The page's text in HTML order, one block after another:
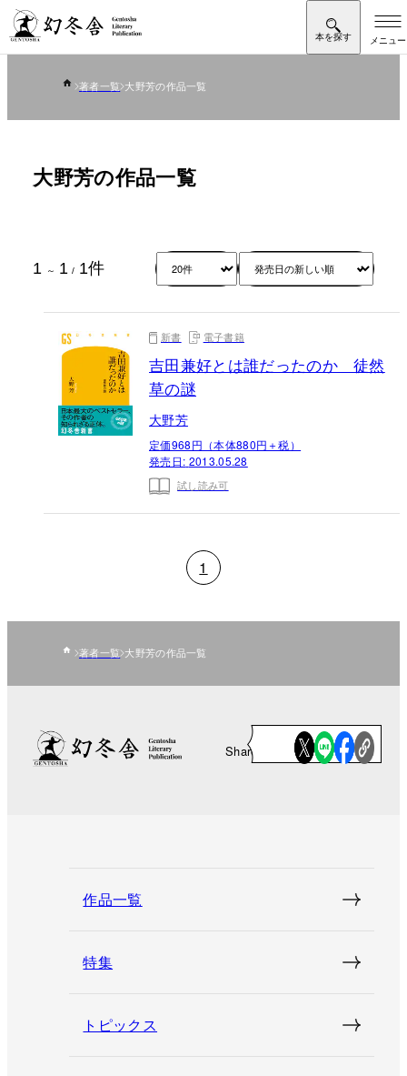
著者一覧 大野芳の作品一覧
大野芳の作品一覧
1 ～ 1 / 1件
新書 電子書籍
吉田兼好とは誰だったのか 徒然
草の謎
大野芳
定価968円（本体880円＋税）
発売日: 2013.05.28
試し読み可
1
著者一覧 大野芳の作品一覧
Share
作品一覧
特集
トピックス